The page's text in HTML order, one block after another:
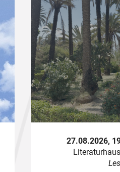
27.08.2026,